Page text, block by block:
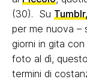
(30). Su Tumblr,
per me nuova –
giorni in gita
foto al dì,
termini di